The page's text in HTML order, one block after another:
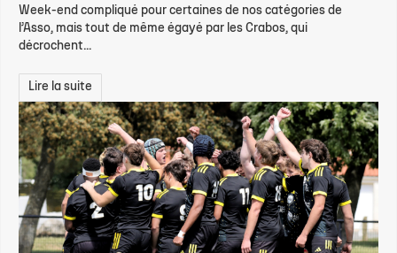
Week-end compliqué pour certaines de nos catégories de
l’Asso, mais tout de même égayé par les Crabos, qui
décrochent...
Lire la suite